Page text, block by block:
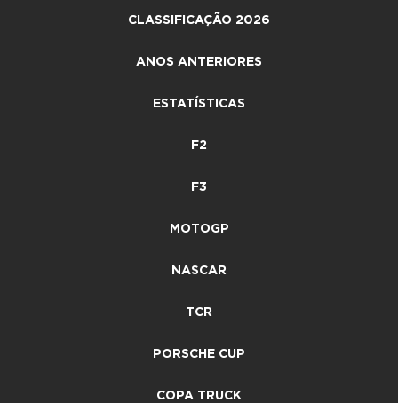
CLASSIFICAÇÃO 2026
ANOS ANTERIORES
ESTATÍSTICAS
F2
F3
MOTOGP
NASCAR
TCR
PORSCHE CUP
COPA TRUCK